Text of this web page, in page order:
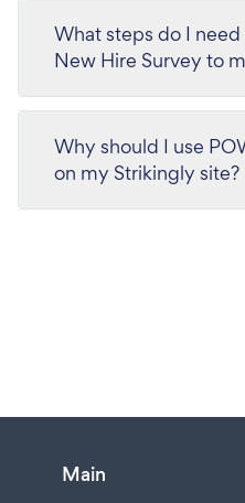
What steps do I
New Hire Survey to
Why should I use
on my Strikingly site?
Main